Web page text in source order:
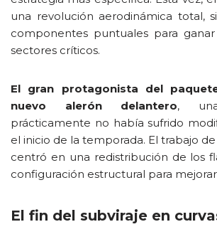
una revolución aerodinámica total,
componentes puntuales para
sectores críticos.
El gran protagonista del
nuevo alerón delantero,
prácticamente no había sufrido
el inicio de la temporada. El trabajo
centró en una redistribución de los
configuración estructural para
El fin del subviraje en